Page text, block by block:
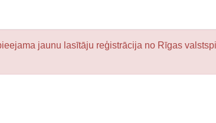
jaunu lasītāju reģistrācija no Rīgas